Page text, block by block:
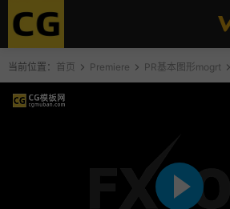
当前位置： 首页 Premiere PR基本图形mogrt